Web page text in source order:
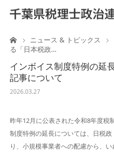
ニュース & トピックス
る「日本税政…
インボイス制度特例の延
記事について
2026.03.27
昨年12月に公表された令和8年度税
制度特例の延長については、日税
り、小規模事業者への配慮から、
ホーム
ご案内
後援会